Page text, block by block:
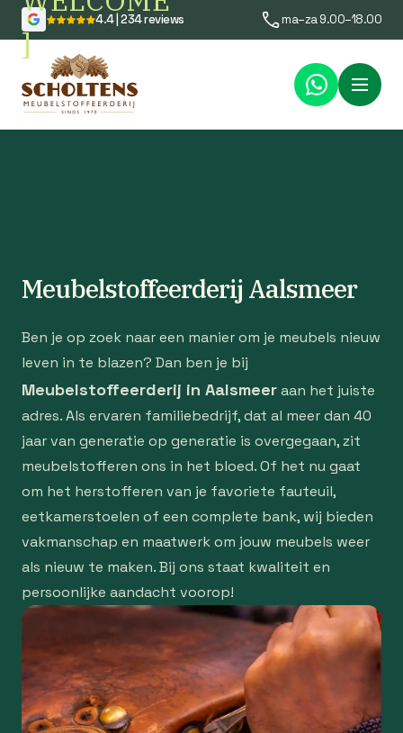
]
4.4 | 234 reviews ma–za 9.00–18.00
Menu
Meubelstoffeerderij Aalsmeer
Ben je op zoek naar een manier om je meubels nieuw
leven in te blazen? Dan ben je bij
Meubelstoffeerderij in Aalsmeeraan het juiste
adres. Als ervaren familiebedrijf, dat al meer dan 40
jaar van generatie op generatie is overgegaan, zit
meubelstofferen ons in het bloed. Of het nu gaat
om het herstofferen van je favoriete fauteuil,
eetkamerstoelen of een complete bank, wij bieden
vakmanschap en maatwerk om jouw meubels weer
als nieuw te maken. Bij ons staat kwaliteit en
persoonlijke aandacht voorop!